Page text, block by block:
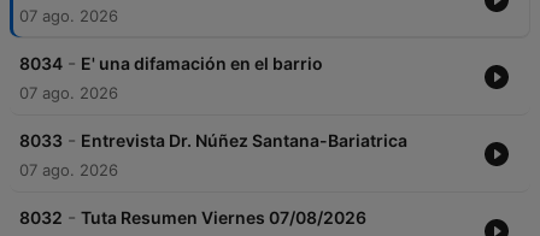
07 ago. 2026
8034 - E' una difamación en el barrio
07 ago. 2026
8033 - Entrevista Dr. Núñez Santana-Bariatrica
07 ago. 2026
8032 - Tuta Resumen Viernes 07/08/2026